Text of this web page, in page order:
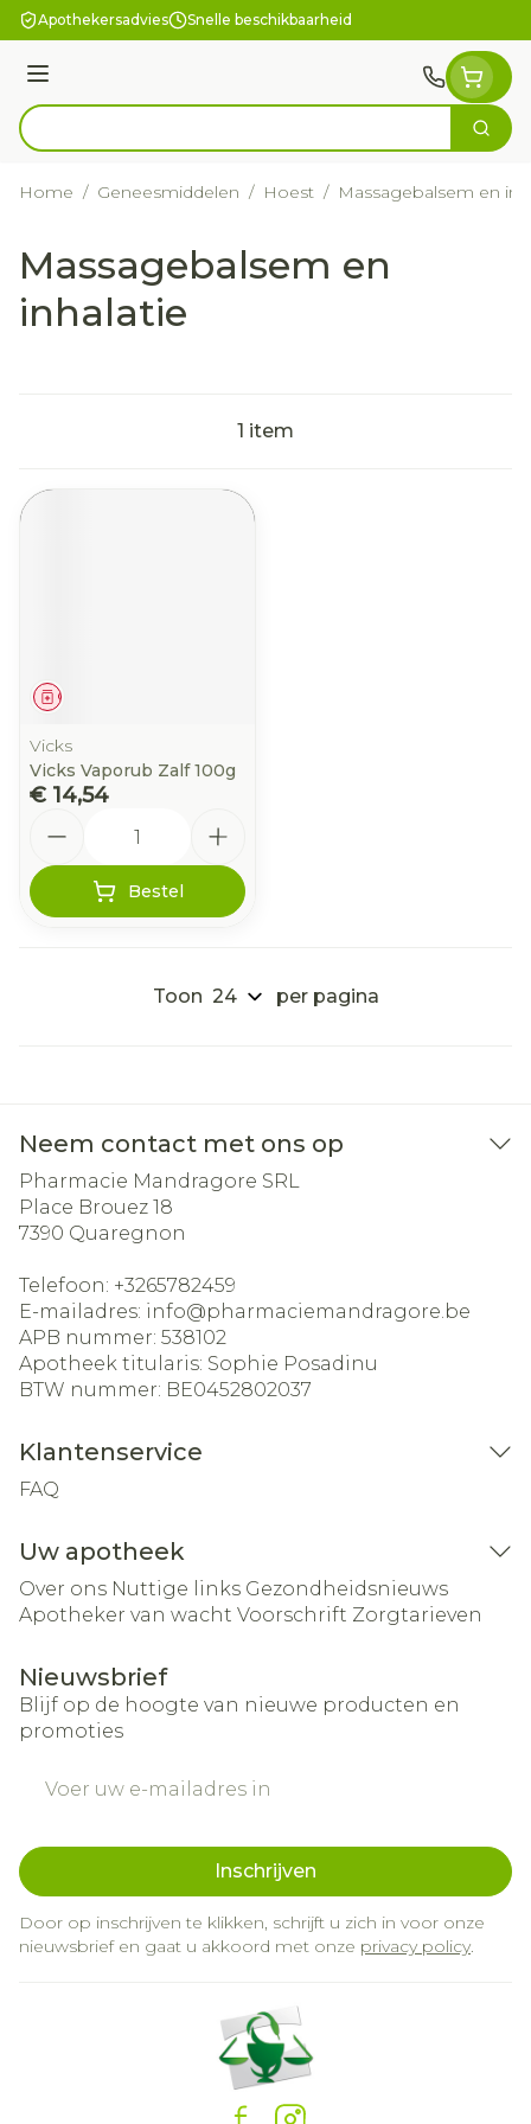
Ga naar de inhoud
Apothekersadvies Snelle beschikbaarheid
Menu
Product, merk, categorie... Zoek
Home / Geneesmiddelen / Hoest / Massagebalsem en
Massagebalsem en
inhalatie
1 item
Geneesmiddel
Vicks
Vicks Vaporub Zalf 100g
€ 14,54
Bestel
Toon per pagina
Neem contact met ons op
Pharmacie Mandragore SRL
Place Brouez 18
7390 Quaregnon
Telefoon: +3265782459
E-mailadres: info@pharmaciemandragore.be
APB nummer: 538102
Apotheek titularis: Sophie Posadinu
BTW nummer: BE0452802037
Klantenservice
FAQ
Uw apotheek
Over ons Nuttige links Gezondheidsnieuws
Apotheker van wacht Voorschrift Zorgtarieven
Nieuwsbrief
Blijf op de hoogte van nieuwe producten en
promoties
Inschrijven
Door op inschrijven te klikken, schrijft u zich in voor onze
nieuwsbrief en gaat u akkoord met onze privacy policy.